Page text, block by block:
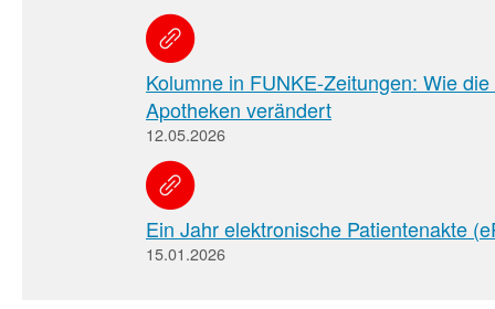
Kolumne in FUNKE-Zeitungen: Wie
Apotheken verändert
12.05.2026
Ein Jahr elektronische Patientenakte
15.01.2026